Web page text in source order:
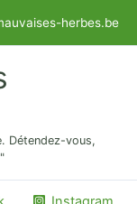
herbes.be
Détendez-vous,